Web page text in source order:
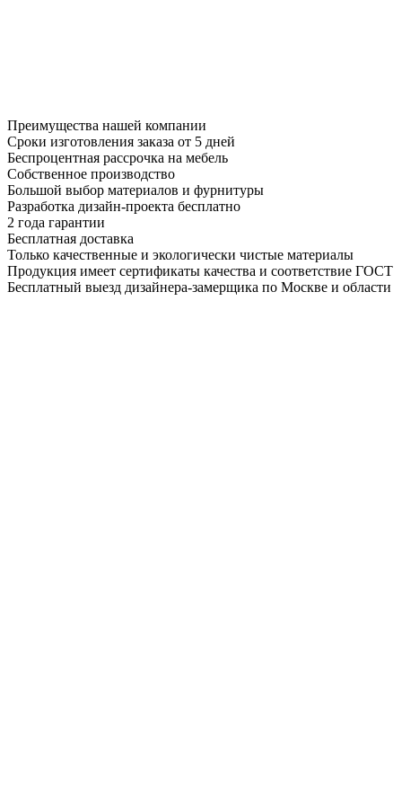
Преимущества нашей компании
Сроки изготовления заказа от 5 дней
Беспроцентная рассрочка на мебель
Собственное производство
Большой выбор материалов и фурнитуры
Разработка дизайн-проекта бесплатно
2 года гарантии
Бесплатная доставка
Только качественные и экологически чистые материалы
Продукция имеет сертификаты качества и соответствие ГОСТ
Бесплатный выезд дизайнера-замерщика по Москве и области